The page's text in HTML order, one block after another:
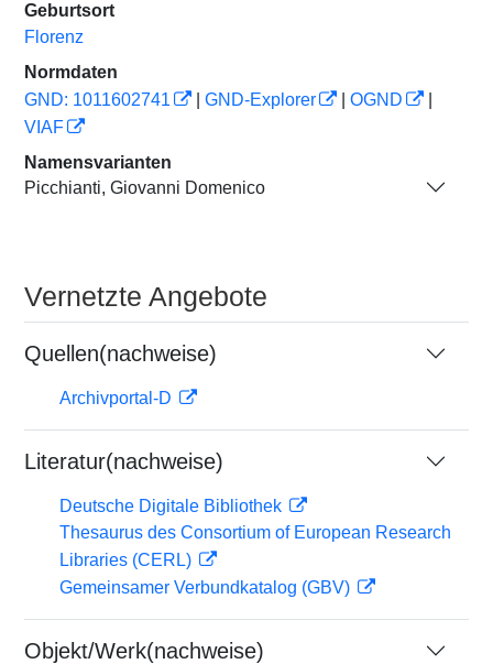
Geburtsort
Florenz
Normdaten
GND: 1011602741
GND-Explorer OGND
VIAF
Namensvarianten
Picchianti, Giovanni Domenico
Vernetzte Angebote
Quellen(nachweise)
Archivportal-D
Literatur(nachweise)
Deutsche Digitale Bibliothek
Thesaurus des Consortium of European Research
Libraries (CERL)
Gemeinsamer Verbundkatalog (GBV)
Objekt/Werk(nachweise)